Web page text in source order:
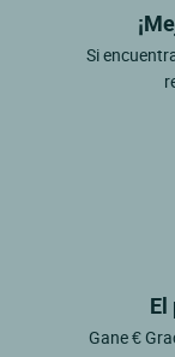
Si
Gane €